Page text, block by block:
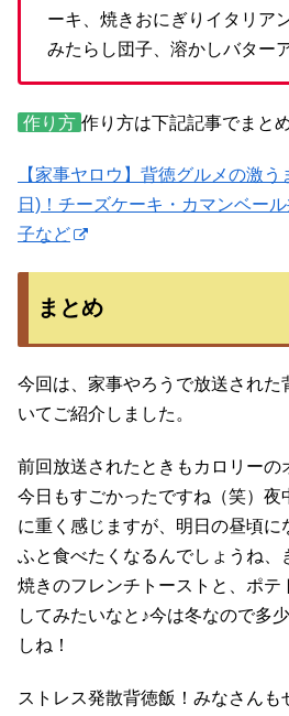
ーキ、焼きおにぎりイタリア
みたらし団子、溶かしバター
作り方 作り方は下記記事でまと
【家事ヤロウ】背徳グルメの激
日)！チーズケーキ・カマンベー
子など
まとめ
今回は、家事やろうで放送された
いてご紹介しました。
前回放送されたときもカロリーの
今日もすごかったですね（笑）夜
に重く感じますが、明日の昼頃に
ふと食べたくなるんでしょうね、
焼きのフレンチトーストと、ポテ
してみたいなと♪今は冬なので多
しね！
ストレス発散背徳飯！みなさん